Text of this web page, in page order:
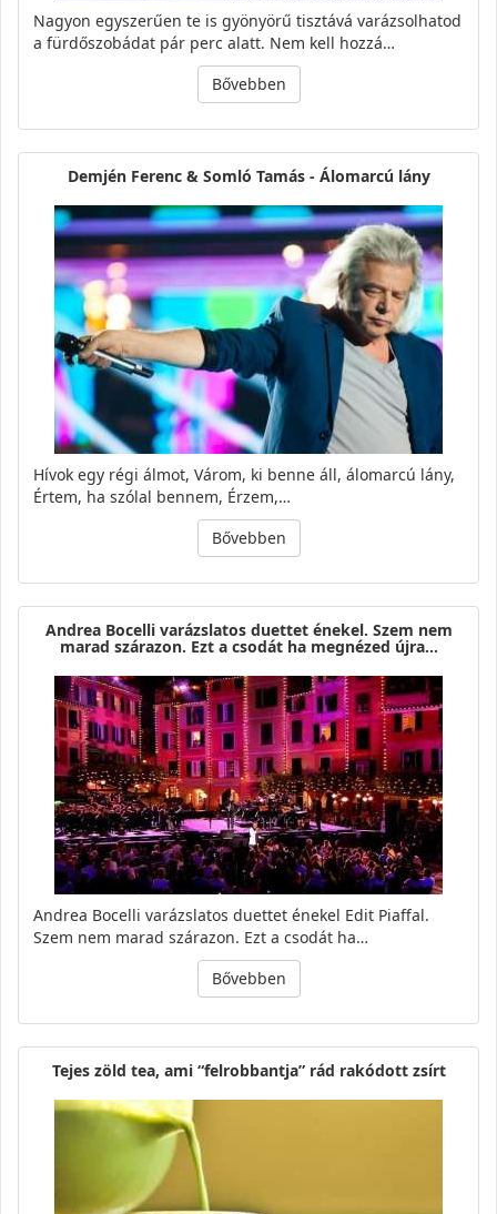
Nagyon egyszerűen te is gyönyörű tisztává varázsolhatod
a fürdőszobádat pár perc alatt. Nem kell hozzá…
Bővebben
Demjén Ferenc & Somló Tamás - Álomarcú lány
Hívok egy régi álmot, Várom, ki benne áll, álomarcú lány,
Értem, ha szólal bennem, Érzem,…
Bővebben
Andrea Bocelli varázslatos duettet énekel. Szem nem
marad szárazon. Ezt a csodát ha megnézed újra…
Andrea Bocelli varázslatos duettet énekel Edit Piaffal.
Szem nem marad szárazon. Ezt a csodát ha…
Bővebben
Tejes zöld tea, ami “felrobbantja” rád rakódott zsírt